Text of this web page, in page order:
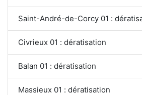
Saint-André-de-Corcy 01 :
Civrieux 01 : dératisation
Balan 01 : dératisation
Massieux 01 : dératisation